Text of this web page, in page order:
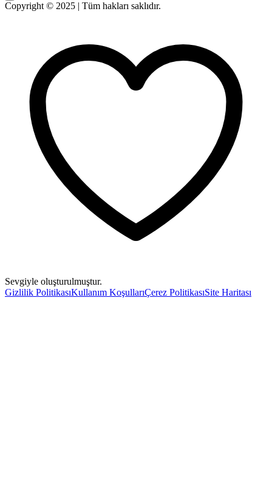
Copyright © 2025 | Tüm hakları saklıdır.
Sevgiyle oluşturulmuştur.
Gizlilik PolitikasıKullanım KoşullarıÇerez PolitikasıSite Haritası